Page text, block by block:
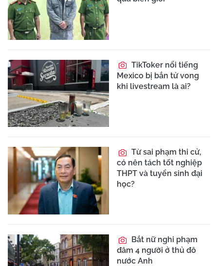
TikToker nổi tiếng
Mexico bị bắn tử vong
khi livestream là ai?
Từ sai phạm thi cử,
có nên tách tốt nghiệp
THPT và tuyển sinh đại
học?
Bắt nữ nghi phạm
đâm 4 người ở thủ đô
nước Anh